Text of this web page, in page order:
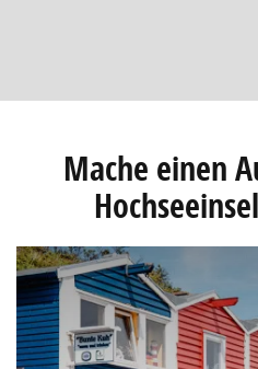
Mache einen